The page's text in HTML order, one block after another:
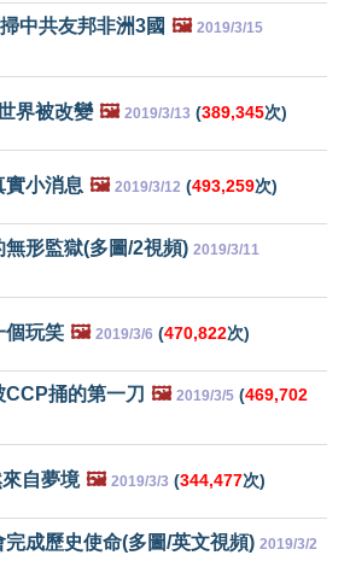
中共友邦非洲3國 🖼️ 2019/3/15
界被改變 🖼️ 2019/3/13 (389,345次)
實小消息 🖼️ 2019/3/12 (493,259次)
無形監獄(多圖/2視頻) 2019/3/11
個玩笑 🖼️ 2019/3/6 (470,822次)
捅的第一刀 🖼️ 2019/3/5 (469,702
自夢境 🖼️ 2019/3/3 (344,477次)
成歷史使命(多圖/英文視頻) 2019/3/2